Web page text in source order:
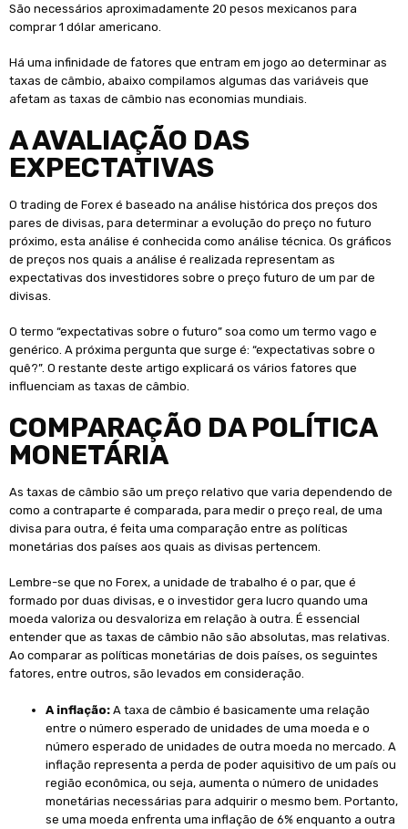
São necessários aproximadamente 20 pesos mexicanos para
comprar 1 dólar americano.
Há uma infinidade de fatores que entram em jogo ao determinar as
taxas de câmbio, abaixo compilamos algumas das variáveis ​​que
afetam as taxas de câmbio nas economias mundiais.
A AVALIAÇÃO DAS
EXPECTATIVAS
O trading de Forex é baseado na análise histórica dos preços dos
pares de divisas, para determinar a evolução do preço no futuro
próximo, esta análise é conhecida como análise técnica. Os gráficos
de preços nos quais a análise é realizada representam as
expectativas dos investidores sobre o preço futuro de um par de
divisas.
O termo “expectativas sobre o futuro” soa como um termo vago e
genérico. A próxima pergunta que surge é: “expectativas sobre o
quê?”. O restante deste artigo explicará os vários fatores que
influenciam as taxas de câmbio.
COMPARAÇÃO DA POLÍTICA
MONETÁRIA
As taxas de câmbio são um preço relativo que varia dependendo de
como a contraparte é comparada, para medir o preço real, de uma
divisa para outra, é feita uma comparação entre as políticas
monetárias dos países aos quais as divisas pertencem.
Lembre-se que no Forex, a unidade de trabalho é o par, que é
formado por duas divisas, e o investidor gera lucro quando uma
moeda valoriza ou desvaloriza em relação à outra. É essencial
entender que as taxas de câmbio não são absolutas, mas relativas.
Ao comparar as políticas monetárias de dois países, os seguintes
fatores, entre outros, são levados em consideração.
A inflação: A taxa de câmbio é basicamente uma relação
entre o número esperado de unidades de uma moeda e o
número esperado de unidades de outra moeda no mercado. A
inflação representa a perda de poder aquisitivo de um país ou
região econômica, ou seja, aumenta o número de unidades
monetárias necessárias para adquirir o mesmo bem. Portanto,
se uma moeda enfrenta uma inflação de 6% enquanto a outra